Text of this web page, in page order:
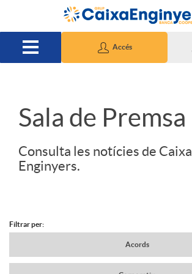
Salta al contingut principal
Accés
S
d
Sala de Premsa
Consulta les notícies de Caixa
Enginyers.
N
Filtrar per:
Acords